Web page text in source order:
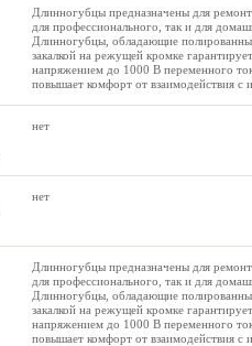
Длинногубцы предназначены для
для профессионального, так и для
Длинногубцы, обладающие
закалкой на режущей кромке
напряжением до 1000 В переменного
повышает комфорт от взаимодействия с
нет
нет
Длинногубцы предназначены для
для профессионального, так и для
Длинногубцы, обладающие
закалкой на режущей кромке
напряжением до 1000 В переменного
повышает комфорт от взаимодействия с